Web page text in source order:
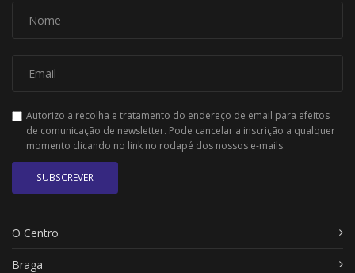
Autorizo a recolha e tratamento do endereço de email para efeitos
de comunicação de newsletter. Pode cancelar a inscrição a qualquer
momento clicando no link no rodapé dos nossos e-mails.
SUBSCREVER
O Centro
Braga